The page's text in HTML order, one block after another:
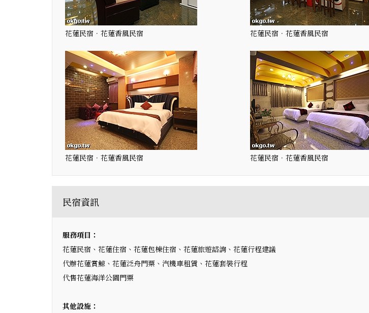
花蓮民宿．花蓮香風民宿 花蓮民宿．花蓮香風民宿
花蓮民宿．花蓮香風民宿 花蓮民宿．花蓮香風民宿
民宿資訊
服務項目：
花蓮民宿、花蓮住宿、花蓮包棟住宿、花蓮旅遊諮詢、花蓮行程建議
代辦花蓮賞鯨、花蓮泛舟門票、汽機車租賃、花蓮套裝行程
代售花蓮海洋公園門票
其他設施：